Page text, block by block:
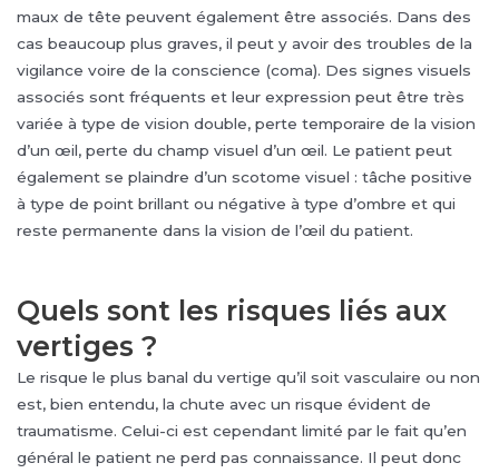
maux de tête peuvent également être associés. Dans des
cas beaucoup plus graves, il peut y avoir des troubles de la
vigilance voire de la conscience (coma). Des signes visuels
associés sont fréquents et leur expression peut être très
variée à type de vision double, perte temporaire de la vision
d’un œil, perte du champ visuel d’un œil. Le patient peut
également se plaindre d’un scotome visuel : tâche positive
à type de point brillant ou négative à type d’ombre et qui
reste permanente dans la vision de l’œil du patient.
Quels sont les risques liés aux
vertiges ?
Le risque le plus banal du vertige qu’il soit vasculaire ou non
est, bien entendu, la chute avec un risque évident de
traumatisme. Celui-ci est cependant limité par le fait qu’en
général le patient ne perd pas connaissance. Il peut donc